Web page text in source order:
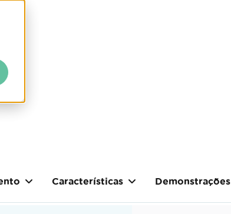
Características Demonstrações